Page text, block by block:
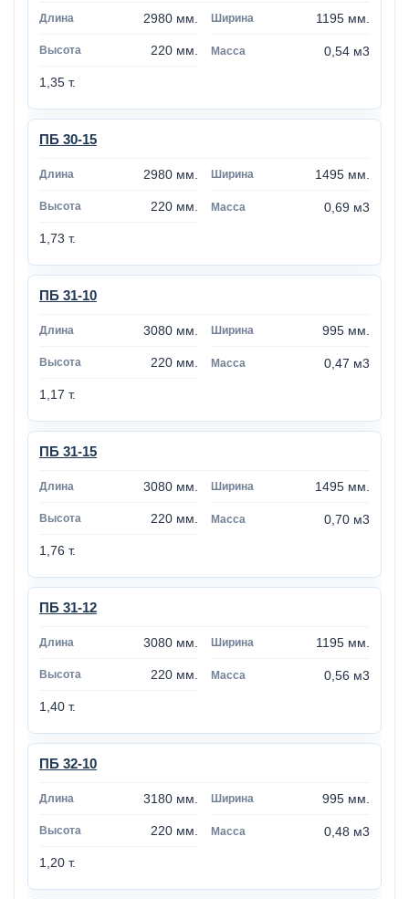
2980 мм. 1195 мм.
220 мм. 0,54 м3
1,35 т.
ПБ 30-15
2980 мм. 1495 мм.
220 мм. 0,69 м3
1,73 т.
ПБ 31-10
3080 мм. 995 мм.
220 мм. 0,47 м3
1,17 т.
ПБ 31-15
3080 мм. 1495 мм.
220 мм. 0,70 м3
1,76 т.
ПБ 31-12
3080 мм. 1195 мм.
220 мм. 0,56 м3
1,40 т.
ПБ 32-10
3180 мм. 995 мм.
220 мм. 0,48 м3
1,20 т.